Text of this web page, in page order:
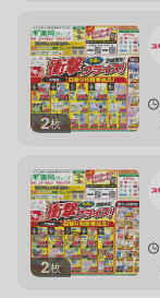
2枚
2枚